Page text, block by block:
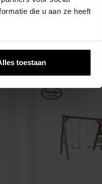
die u aan ze heeft
toestaan